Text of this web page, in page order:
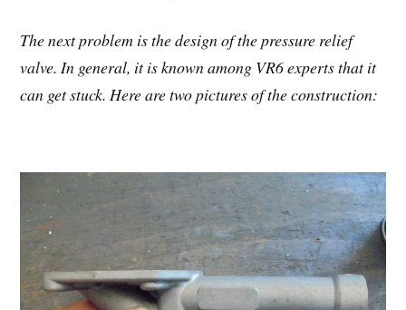
The next problem is the design of the pressure relief
valve. In general, it is known among VR6 experts that it
can get stuck. Here are two pictures of the construction: